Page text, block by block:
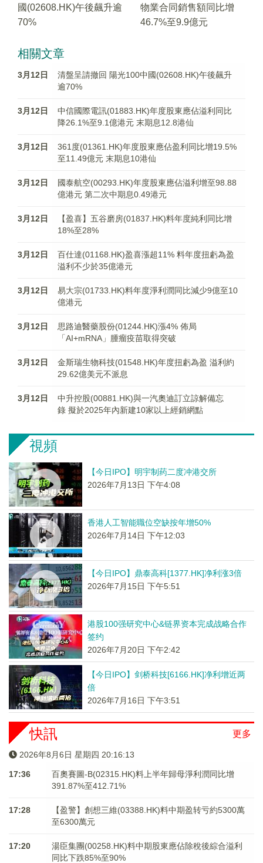
國(02608.HK)午後飆升逾
70%
物業合同銷售額同比增
46.7%至9.9億元
相關文章
3月12日
清盤呈請撤回 陽光100中國(02608.HK)午後飆升
逾70%
3月12日
中信國際電訊(01883.HK)年度股東應佔溢利同比
降26.1%至9.1億港元 末期息12.8港仙
3月12日
361度(01361.HK)年度股東應佔盈利同比增19.5%
至11.49億元 末期息10港仙
3月12日
國泰航空(00293.HK)年度股東應佔溢利增至98.88
億港元 第二次中期息0.49港元
3月12日
【盈喜】五谷磨房(01837.HK)料年度純利同比增
18%至28%
3月12日
百仕達(01168.HK)盈喜漲超11% 料年度扭虧為盈
溢利不少於35億港元
3月12日
易大宗(01733.HK)料年度淨利潤同比減少9億至10
億港元
3月12日
思路迪醫藥股份(01244.HK)漲4% 佈局
「AI+mRNA」腫瘤疫苗取得突破
3月12日
金斯瑞生物科技(01548.HK)年度扭虧為盈 溢利約
29.62億美元不派息
3月12日
中升控股(00881.HK)與一汽奧迪訂立諒解備忘
錄 擬於2025年內新建10家以上經銷網點
視頻
【今日IPO】明宇制药二度冲港交所
2026年7月13日 下午4:08
香港人工智能職位空缺按年增50%
2026年7月14日 下午12:03
【今日IPO】鼎泰高科[1377.HK]净利涨3倍
2026年7月15日 下午5:51
港股100强研究中心&链界资本完成战略合作
签约
2026年7月20日 下午2:42
【今日IPO】剑桥科技[6166.HK]净利增近两
倍
2026年7月16日 下午3:51
更多
快訊
2026年8月6日 星期四 20:16:13
17:36
百奧賽圖-B(02315.HK)料上半年歸母淨利潤同比增
391.87%至412.71%
17:28
【盈警】創想三維(03388.HK)料中期盈转亏約5300萬
至6300萬元
17:20
湯臣集團(00258.HK)料中期股東應佔除稅後綜合溢利
同比下跌85%至90%